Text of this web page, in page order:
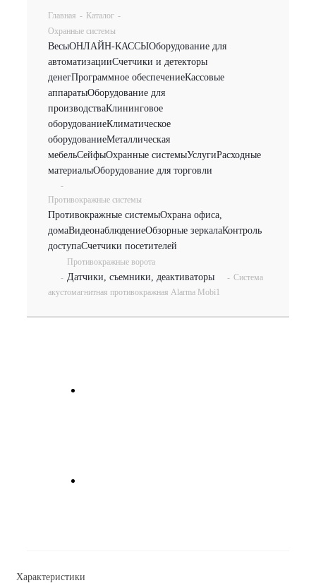
Главная - Каталог -
Охранные системы
ВесыОНЛАЙН-КАССЫОборудование для
автоматизацииСчетчики и детекторы
денегПрограммное обеспечениеКассовые
аппаратыОборудование для
производстваКлининговое
оборудованиеКлиматическое
оборудованиеМеталлическая
мебельСейфыОхранные системыУслугиРасходные
материалыОборудование для торговли
-
Противокражные системы
Противокражные системыОхрана офиса,
домаВидеонаблюдениеОбзорные зеркалаКонтроль
доступаСчетчики посетителей
-
Противокражные ворота
Датчики, съемники, деактиваторы - Система
акустомагнитная противокражная Alarma Mobi1
Характеристики